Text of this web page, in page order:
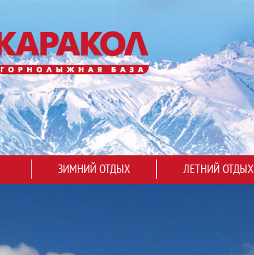
ЗИМНИЙ ОТДЫХ ЛЕТНИЙ ОТДЫХ